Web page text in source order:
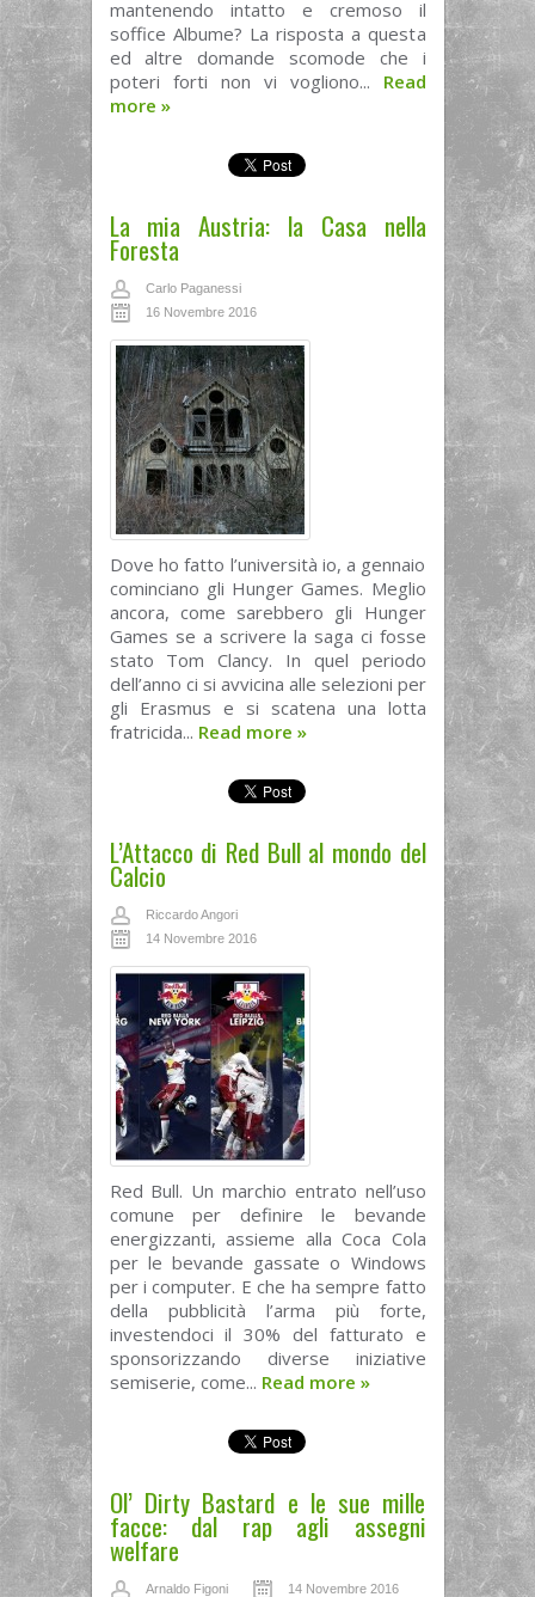
mantenendo intatto e cremoso il
soffice Albume? La risposta a questa
ed altre domande scomode che i
poteri forti non vi vogliono... Read
more »
La mia Austria: la Casa nella
Foresta
Carlo Paganessi
16 Novembre 2016
Dove ho fatto l’università io, a gennaio
cominciano gli Hunger Games. Meglio
ancora, come sarebbero gli Hunger
Games se a scrivere la saga ci fosse
stato Tom Clancy. In quel periodo
dell’anno ci si avvicina alle selezioni per
gli Erasmus e si scatena una lotta
fratricida... Read more »
L’Attacco di Red Bull al mondo del
Calcio
Riccardo Angori
14 Novembre 2016
Red Bull. Un marchio entrato nell’uso
comune per definire le bevande
energizzanti, assieme alla Coca Cola
per le bevande gassate o Windows
per i computer. E che ha sempre fatto
della pubblicità l’arma più forte,
investendoci il 30% del fatturato e
sponsorizzando diverse iniziative
semiserie, come... Read more »
Ol’ Dirty Bastard e le sue mille
facce: dal rap agli assegni
welfare
Arnaldo Figoni 14 Novembre 2016